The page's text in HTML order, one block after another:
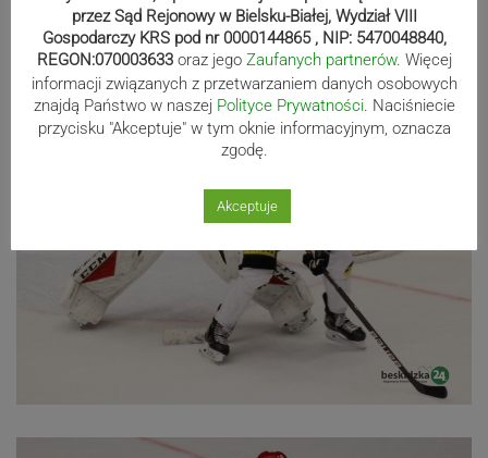
przez Sąd Rejonowy w Bielsku-Białej, Wydział VIII
Gospodarczy KRS pod nr 0000144865 , NIP: 5470048840,
REGON:070003633 oraz jego Zaufanych partnerów. Więcej
informacji związanych z przetwarzaniem danych osobowych
znajdą Państwo w naszej Polityce Prywatności. Naciśniecie
przycisku "Akceptuje" w tym oknie informacyjnym, oznacza
zgodę.
Akceptuje